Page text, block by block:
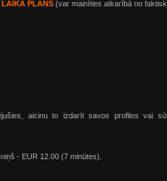
LAIKA PLĀNS (var mainīties atkarībā no
aicinu to izdarīt savos profilos vai
- EUR 12.00 (7 minūtes).